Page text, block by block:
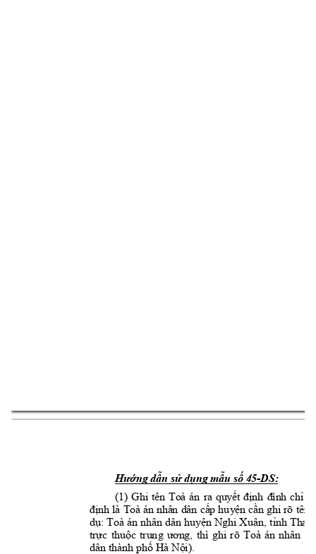
Hướng dẫn sử dụng mẫu số 45-DS:
(1) Ghi tên Toà án ra quyết định đình chỉ
định là Toà án nhân dân cấp huyện cần ghi rõ tên
dụ: Toà án nhân dân huyện Nghi Xuân, tỉnh T
trực thuộc trung ương, thì ghi rõ Toà án nhân
dân thành phố Hà Nội).